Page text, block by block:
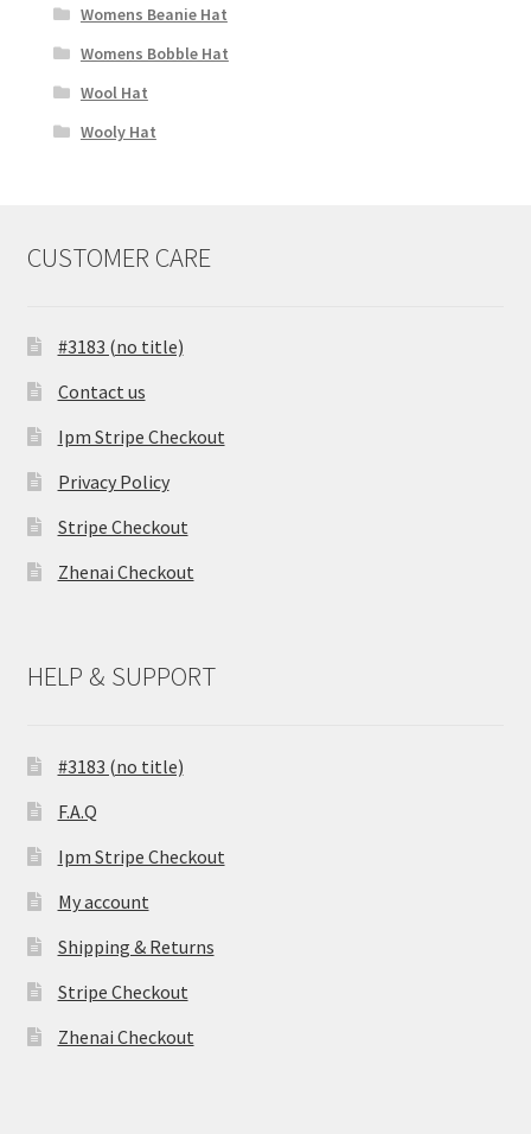
Womens Beanie Hat
Womens Bobble Hat
Wool Hat
Wooly Hat
CUSTOMER CARE
#3183 (no title)
Contact us
Ipm Stripe Checkout
Privacy Policy
Stripe Checkout
Zhenai Checkout
HELP & SUPPORT
#3183 (no title)
F.A.Q
Ipm Stripe Checkout
My account
Shipping & Returns
Stripe Checkout
Zhenai Checkout